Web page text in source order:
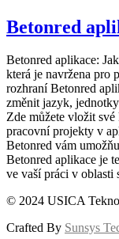
Betonred
Betonred aplikace:
která je navržena pro
rozhraní Betonred
změnit jazyk,
Zde můžete vložit
pracovní projekty v
Betonred vám
Betonred aplikace je
ve vaší práci v oblasti
© 2024 USICA
Crafted By Sunsys